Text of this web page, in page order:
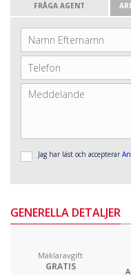
FRÅGA AGENT
Jag har läst och accepterar
GENERELLA DETALJER
Mäklaravgift
GRATIS